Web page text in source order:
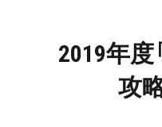
2019年度
攻